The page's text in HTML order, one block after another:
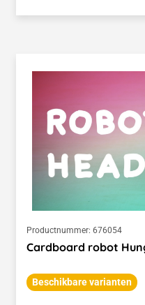
Productnummer: 676054
Cardboard robot
Beschikbare varianten